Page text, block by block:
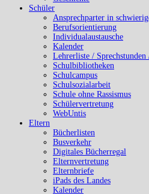
Schüler
Ansprechparter in
Berufsorientierung
Individualaustausche
Kalender
Lehrerliste / Sprechstunden
Schulbibliotheken
Schulcampus
Schulsozialarbeit
Schule ohne Rassismus
Schülervertretung
WebUntis
Eltern
Bücherlisten
Busverkehr
Digitales Bücherregal
Elternvertretung
Elternbriefe
iPads des Landes
Kalender